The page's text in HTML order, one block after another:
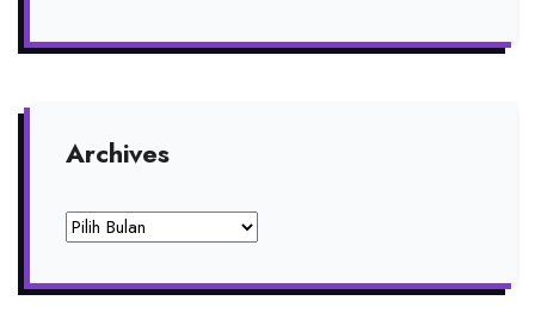
Archives
Archives